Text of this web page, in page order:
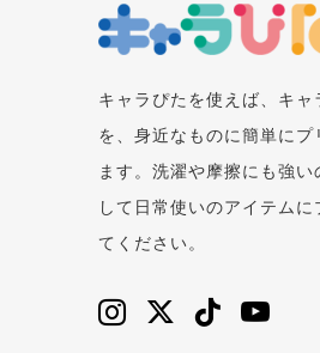
キャラぴたを使えば、キャ
を、身近なものに簡単にプ
ます。洗濯や摩擦にも強い
して日常使いのアイテムに
てください。